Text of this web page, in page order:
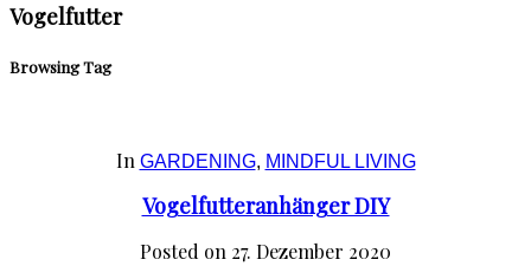
Vogelfutter
Browsing Tag
In GARDENING, MINDFUL LIVING
Vogelfutteranhänger DIY
Posted on 27. Dezember 2020